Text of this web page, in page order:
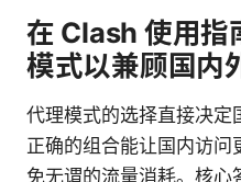
在 Clash 使用指
模式以兼顾国内
代理模式的选择直接决定
正确的组合能让国内访
免无谓的流量消耗。核心